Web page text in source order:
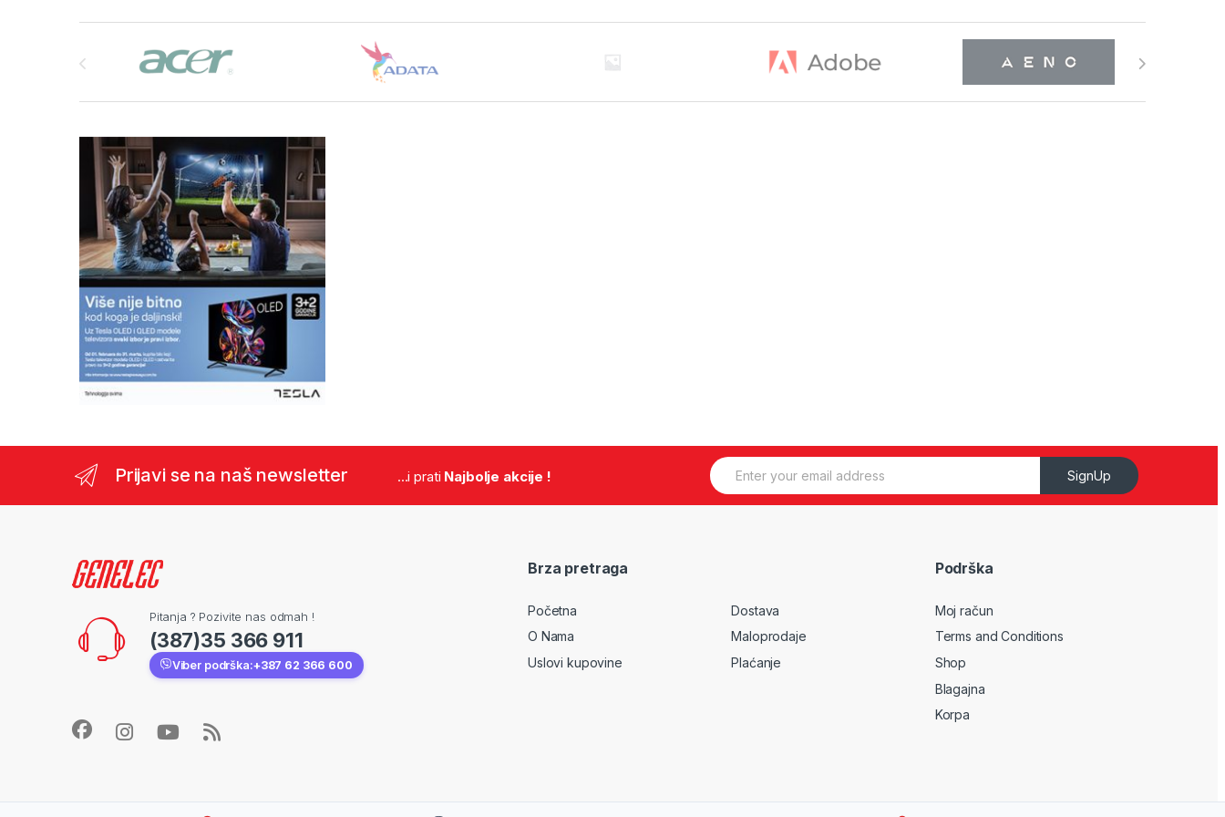
Pomoću čarobnjaka za podešavanje D-Link-a možete postaviti svoju
bežičnu mrežu za nekoliko minuta. Konfiguriše način rada vašeg DAP-
1360 i olakšava dodavanje novih bežičnih uređaja na mrežu. Kreirajte
jednostavnu bežičnu mrežu za svoj dom ili ured brzo i jednostavno uz
DAP-1360 uključuje ugrađenu funkciju rasporeda koja isključuje bežičnu
mrežu kada se ne koristi. Ova funkcija smanjuje potrošnju energije i tako
štedi energiju i novac.
Prijavi se na naš newsletter ...i prati Najbolje akcije !
E
m
SignUp
Pitanja ? Pozivite nas odmah !
(387)35 366 911
Viber podrška:+387 62 366 600
Brza pretraga
Početna
O Nama
Uslovi kupovine
Dostava
Maloprodaje
Plaćanje
Podrška
Moj račun
Terms and Conditions
Shop
Blagajna
Korpa